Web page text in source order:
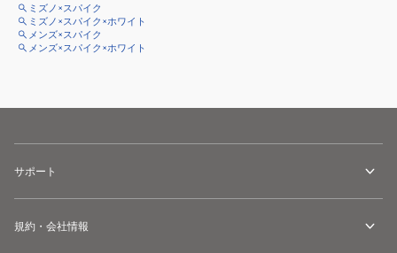
ミズノ×スパイク
ミズノ×スパイク×ホワイト
メンズ×スパイク
メンズ×スパイク×ホワイト
サポート
規約・会社情報